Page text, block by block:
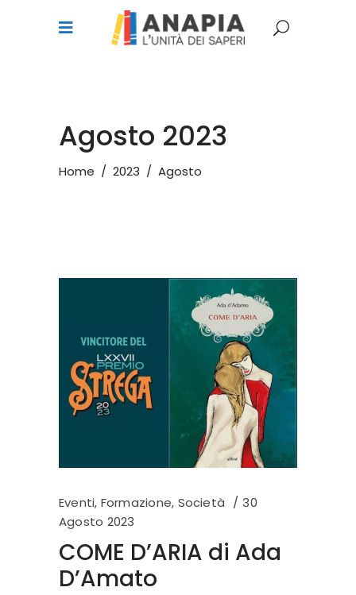
Agosto 2023
Home / 2023 / Agosto
Eventi, Formazione, Società
30
Agosto 2023
COME D’ARIA di Ada
D’Amato